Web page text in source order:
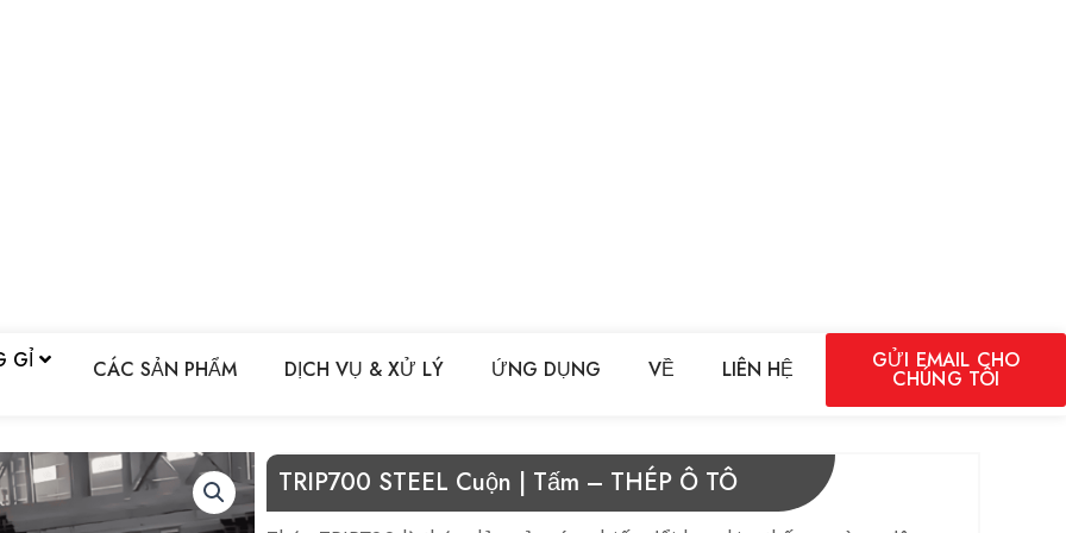
GỈ CÁC SẢN PHẨM DỊCH VỤ & XỬ LÝ ỨNG DỤNG VỀ LIÊN HỆ GỬI EMAIL CHO
CHÚNG TÔI
TRIP700 STEEL Cuộn | Tấm – THÉP Ô TÔ